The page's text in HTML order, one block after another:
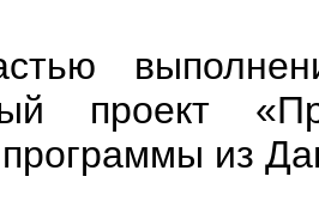
проект
программы из